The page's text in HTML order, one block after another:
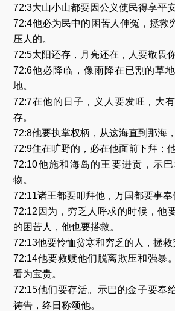
72:3大山小山都要因公义使民得享平安
72:4他必为民中的困苦人伸冤，拯救
压人的。
72:5太阳还存，月亮还在，人要敬畏
72:6他必降临，像雨降在已割的草
地。
72:7在他的日子，义人要发旺，大
存。
72:8他要执掌权柄，从这海直到那海
72:9住在旷野的，必在他面前下拜；
72:10他施和海岛的王要进贡，示
物。
72:11诸王都要叩拜他，万国都要事奉
72:12因为，穷乏人呼求的时候，他
的困苦人，他也要搭救。
72:13他要怜恤贫寒和穷乏的人，拯救
72:14他要救赎他们脱离欺压和强暴
看为宝贵。
72:15他们要存活。示巴的金子要奉
祷告，终日称颂他。